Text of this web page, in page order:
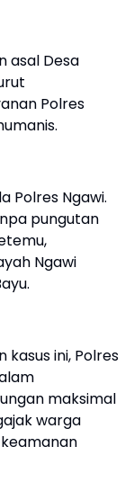
asal Desa
Polres
Polres Ngawi.
pungutan
Ngawi
ini, Polres
maksimal
warga